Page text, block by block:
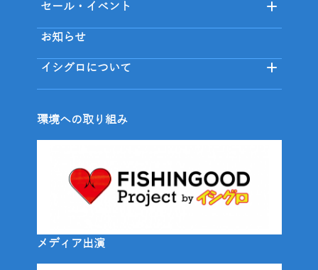
セール・イベント
お知らせ
イシグロについて
環境への取り組み
メディア出演